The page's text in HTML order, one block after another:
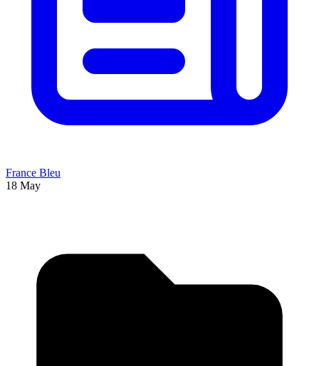
France Bleu
18 May